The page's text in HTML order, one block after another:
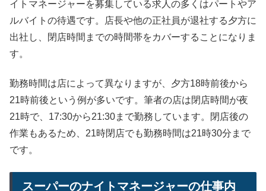
イトマネージャーを募集している求人の多くはパートやア
ルバイトの待遇です。店長や他の正社員が退社する夕方に
出社し、閉店時間までの時間帯をカバーすることになりま
す。
勤務時間は店によって異なりますが、夕方18時前後から
21時前後という例が多いです。筆者の店は閉店時間が夜
21時で、17:30から21:30まで勤務しています。閉店後の
作業もあるため、21時閉店でも勤務時間は21時30分まで
です。
スーパーのナイトマネージャーの仕事内